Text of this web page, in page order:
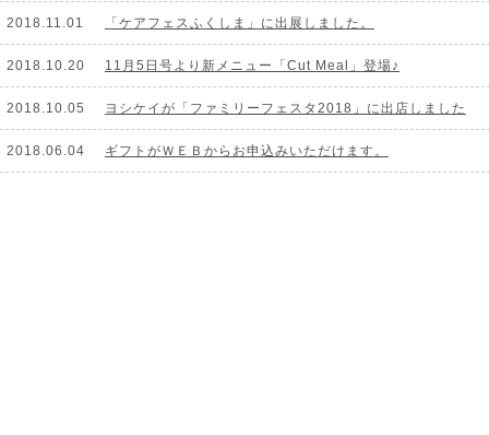
2018.11.01 「ケアフェスふくしま」に出展しました。
2018.10.20 11月5日号より新メニュー「Cut Meal」登場♪
2018.10.05 ヨシケイが「ファミリーフェスタ2018」に出店しました
2018.06.04 ギフトがＷＥＢからお申込みいただけます。